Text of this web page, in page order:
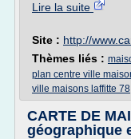
Lire la suite
Site : http://
Thèmes liés :
plan centre ville
ville maisons laffitte 78
CARTE DE
géographique